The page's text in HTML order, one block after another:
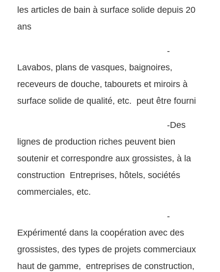
les articles de bain à surface solide depuis 20
ans
-
Lavabos, plans de vasques, baignoires,
receveurs de douche, tabourets et miroirs à
surface solide de qualité, etc. peut être fourni
-Des
lignes de production riches peuvent bien
soutenir et correspondre aux grossistes, à la
construction Entreprises, hôtels, sociétés
commerciales, etc.
-
Expérimenté dans la coopération avec des
grossistes, des types de projets commerciaux
haut de gamme, entreprises de construction,